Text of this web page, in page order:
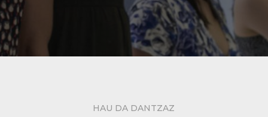
HAU DA DANTZAZ